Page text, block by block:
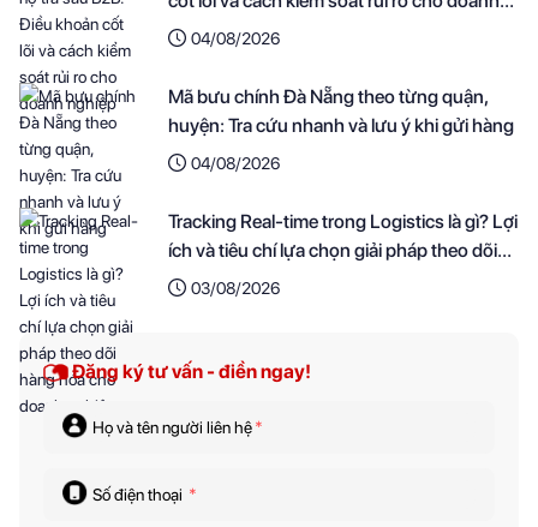
nghiệp
04/08/2026
Mã bưu chính Đà Nẵng theo từng quận,
huyện: Tra cứu nhanh và lưu ý khi gửi hàng
04/08/2026
Tracking Real-time trong Logistics là gì? Lợi
ích và tiêu chí lựa chọn giải pháp theo dõi
hàng hóa cho doanh nghiệp
03/08/2026
Đăng ký tư vấn - điền ngay!
Họ và tên người liên hệ*
Số điện thoại *